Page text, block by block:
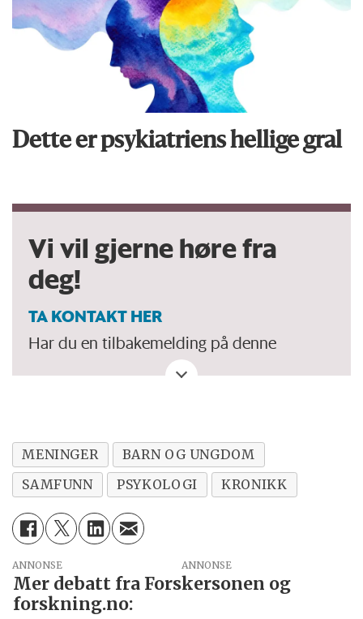
Dette er psykiatriens hellige gral
Vi vil gjerne høre fra
deg!
TA KONTAKT HER
Har du en tilbakemelding på denne
kronikken. Eller spørsmål, ros eller kritikk
MENINGER
BARN OG UNGDOM
SAMFUNN
PSYKOLOGI KRONIKK
ANNONSE
Mer debatt fra Forskersonen og
forskning.no: